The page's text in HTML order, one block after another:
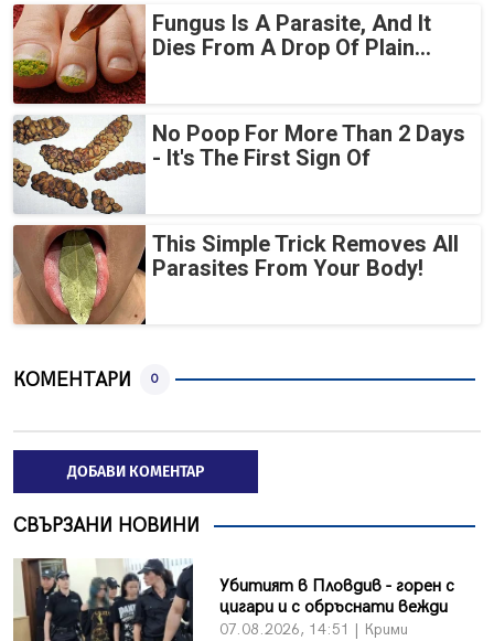
Fungus Is A Parasite, And It
Dies From A Drop Of Plain...
No Poop For More Than 2 Days
- It's The First Sign Of
This Simple Trick Removes All
Parasites From Your Body!
КОМЕНТАРИ 0
ДОБАВИ КОМЕНТАР
СВЪРЗАНИ НОВИНИ
Убитият в Пловдив - горен с
цигари и с обръснати вежди
07.08.2026, 14:51 | Крими